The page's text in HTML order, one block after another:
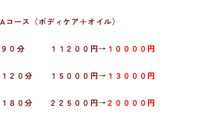
Aコース（ボディケア＋オイル）
９０分 １１２００円→ １００００円
１２０分 １５０００円→ １３０００円
１８０分 ２２５００円→ ２００００円